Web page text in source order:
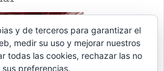
y de terceros para garantizar el
medir su uso y mejorar nuestros
todas las cookies, rechazar las no
preferencias.